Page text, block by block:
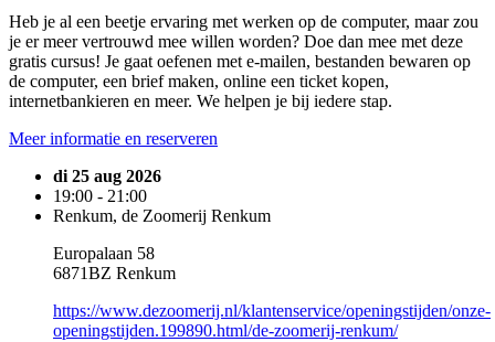
Heb je al een beetje ervaring met werken op de computer, maar zou
je er meer vertrouwd mee willen worden? Doe dan mee met deze
gratis cursus! Je gaat oefenen met e-mailen, bestanden bewaren op
de computer, een brief maken, online een ticket kopen,
internetbankieren en meer. We helpen je bij iedere stap.
Meer informatie en reserveren
di 25 aug 2026
19:00 - 21:00
Renkum, de Zoomerij Renkum
Europalaan 58
6871BZ Renkum
https://www.dezoomerij.nl/klantenservice/openingstijden/onze-
openingstijden.199890.html/de-zoomerij-renkum/